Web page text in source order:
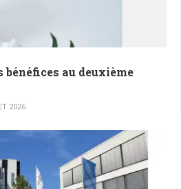
bénéfices au deuxième
2026